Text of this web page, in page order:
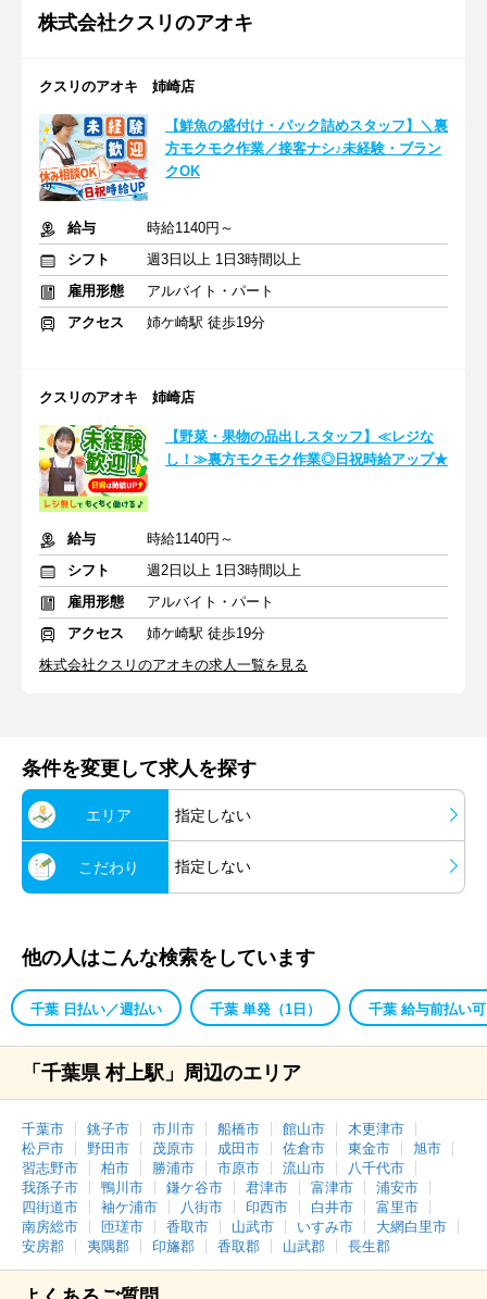
株式会社クスリのアオキ
クスリのアオキ 姉崎店
【鮮魚の盛付け・パック詰めスタッフ】＼裏
方モクモク作業／接客ナシ♪未経験・ブラン
クOK
給与
時給1140円～
シフト
週3日以上 1日3時間以上
雇用形態
アルバイト・パート
アクセス
姉ケ崎駅 徒歩19分
クスリのアオキ 姉崎店
【野菜・果物の品出しスタッフ】≪レジな
し！≫裏方モクモク作業◎日祝時給アップ★
給与
時給1140円～
シフト
週2日以上 1日3時間以上
雇用形態
アルバイト・パート
アクセス
姉ケ崎駅 徒歩19分
株式会社クスリのアオキの求人一覧を見る
条件を変更して求人を探す
エリア 指定しない
こだわり 指定しない
他の人はこんな検索をしています
千葉 日払い／週払い 千葉 単発（1日） 千葉 給与前払い可
「千葉県 村上駅」周辺のエリア
千葉市 銚子市 市川市 船橋市 館山市
木更津市
松戸市
野田市 茂原市 成田市 佐倉市 東金市
旭市
習志野市
柏市 勝浦市 市原市 流山市
八千代市
我孫子市
鴨川市 鎌ケ谷市 君津市 富津市
浦安市
四街道市
袖ケ浦市 八街市 印西市 白井市
富里市
南房総市
匝瑳市 香取市 山武市 いすみ市
大網白里市
安房郡
夷隅郡 印旛郡 香取郡 山武郡 長生郡